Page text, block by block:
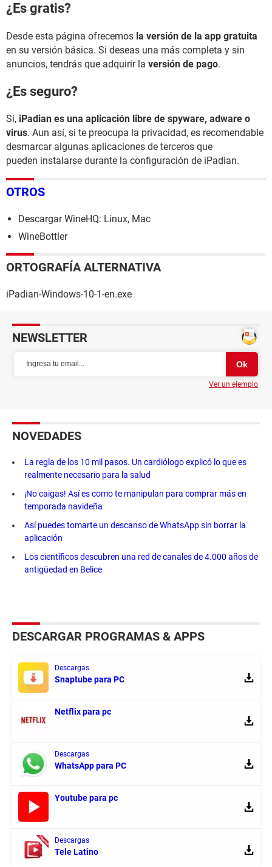
¿Es gratis?
Desde esta página ofrecemos la versión de la app gratuita
en su versión básica. Si deseas una más completa y sin
anuncios, tendrás que adquirir la versión de pago.
¿Es seguro?
Sí, iPadian es una aplicación libre de spyware, adware o
virus. Aun así, si te preocupa la privacidad, es recomendable
desmarcar algunas aplicaciones de terceros que
pueden instalarse durante la configuración de iPadian.
OTROS
Descargar WineHQ: Linux, Mac
WineBottler
ORTOGRAFÍA ALTERNATIVA
iPadian-Windows-10-1-en.exe
NEWSLETTER
Ver un ejemplo
NOVEDADES
La regla de los 10 mil pasos. Un cardiólogo explicó lo que es
realmente necesario para la salud
¡No caigas! Así es como te manipulan para comprar más en
temporada navideña
Así puedes tomarte un descanso de WhatsApp sin borrar la
aplicación
Los científicos descubren una red de canales de 4.000 años de
antigüedad en Belice
DESCARGAR PROGRAMAS & APPS
Descargas
Snaptube para PC
Netflix para pc
Descargas
WhatsApp para PC
Youtube para pc
Descargas
Tele Latino